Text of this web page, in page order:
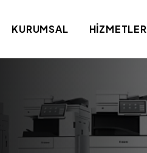
KURUMSAL HIZMETLER